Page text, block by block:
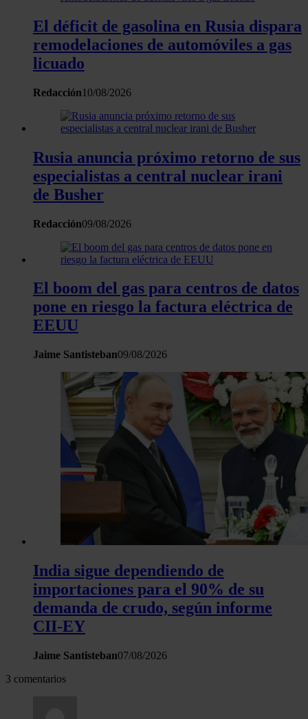
El déficit de gasolina en Rusia dispara
remodelaciones de automóviles a gas
licuado
Redacción10/08/2026
Rusia anuncia próximo retorno de sus
especialistas a central nuclear irani
de Busher
Redacción09/08/2026
El boom del gas para centros de datos
pone en riesgo la factura eléctrica de
EEUU
Jaime Santisteban09/08/2026
India sigue dependiendo de
importaciones para el 90% de su
demanda de crudo, según informe
CII-EY
Jaime Santisteban07/08/2026
3 comentarios